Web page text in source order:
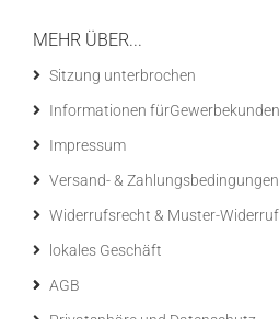
MEHR ÜBER...
Sitzung unterbrochen
Informationen fürGewerbekunden
Impressum
Versand- & Zahlungsbedingungen
Widerrufsrecht & Muster-
lokales Geschäft
AGB